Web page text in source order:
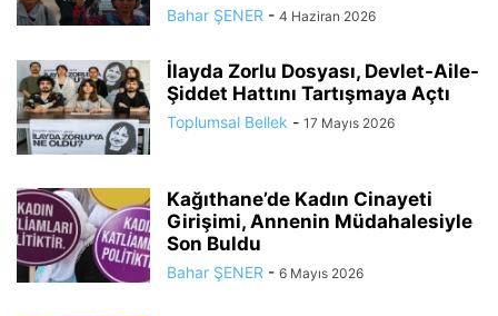
Bahar ŞENER - 4 Haziran 2026
İlayda Zorlu Dosyası, Devlet-Aile-
Şiddet Hattını Tartışmaya Açtı
Toplumsal Bellek - 17 Mayıs 2026
Kağıthane’de Kadın Cinayeti
Girişimi, Annenin Müdahalesiyle
Son Buldu
Bahar ŞENER - 6 Mayıs 2026